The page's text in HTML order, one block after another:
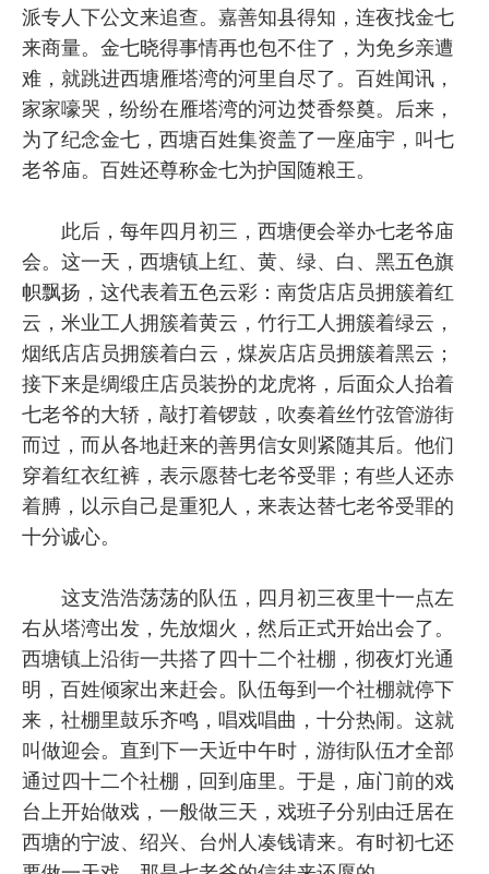
派专人下公文来追查。嘉善知县得知，连夜找金七
来商量。金七晓得事情再也包不住了，为免乡亲遭
难，就跳进西塘雁塔湾的河里自尽了。百姓闻讯，
家家嚎哭，纷纷在雁塔湾的河边焚香祭奠。后来，
为了纪念金七，西塘百姓集资盖了一座庙宇，叫七
老爷庙。百姓还尊称金七为护国随粮王。
此后，每年四月初三，西塘便会举办七老爷庙
会。这一天，西塘镇上红、黄、绿、白、黑五色旗
帜飘扬，这代表着五色云彩：南货店店员拥簇着红
云，米业工人拥簇着黄云，竹行工人拥簇着绿云，
烟纸店店员拥簇着白云，煤炭店店员拥簇着黑云；
接下来是绸缎庄店员装扮的龙虎将，后面众人抬着
七老爷的大轿，敲打着锣鼓，吹奏着丝竹弦管游街
而过，而从各地赶来的善男信女则紧随其后。他们
穿着红衣红裤，表示愿替七老爷受罪；有些人还赤
着膊，以示自己是重犯人，来表达替七老爷受罪的
十分诚心。
这支浩浩荡荡的队伍，四月初三夜里十一点左
右从塔湾出发，先放烟火，然后正式开始出会了。
西塘镇上沿街一共搭了四十二个社棚，彻夜灯光通
明，百姓倾家出来赶会。队伍每到一个社棚就停下
来，社棚里鼓乐齐鸣，唱戏唱曲，十分热闹。这就
叫做迎会。直到下一天近中午时，游街队伍才全部
通过四十二个社棚，回到庙里。于是，庙门前的戏
台上开始做戏，一般做三天，戏班子分别由迁居在
西塘的宁波、绍兴、台州人凑钱请来。有时初七还